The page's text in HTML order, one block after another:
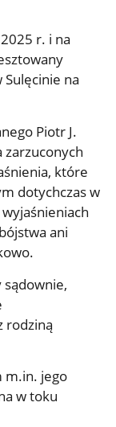
r. i na
na
Piotr J.
zarzuconych
które
dotychczas w
ani
sądownie,
rodziną
m.in. jego
w toku